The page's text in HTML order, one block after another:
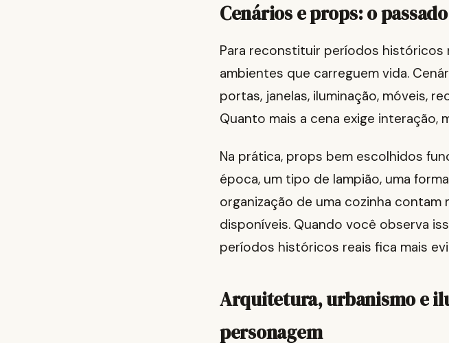
Cenários e props: o
Para reconstituir períodos históricos
ambientes que carreguem vida.
portas, janelas, iluminação, móveis,
Quanto mais a cena exige interação,
Na prática, props bem escolhidos
época, um tipo de lampião, uma
organização de uma cozinha
disponíveis. Quando você observa
períodos históricos reais fica mais
Arquitetura, urbanismo e
personagem